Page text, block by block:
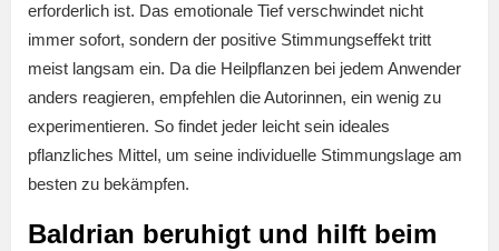
erforderlich ist. Das emotionale Tief verschwindet nicht
immer sofort, sondern der positive Stimmungseffekt tritt
meist langsam ein. Da die Heilpflanzen bei jedem Anwender
anders reagieren, empfehlen die Autorinnen, ein wenig zu
experimentieren. So findet jeder leicht sein ideales
pflanzliches Mittel, um seine individuelle Stimmungslage am
besten zu bekämpfen.
Baldrian beruhigt und hilft beim